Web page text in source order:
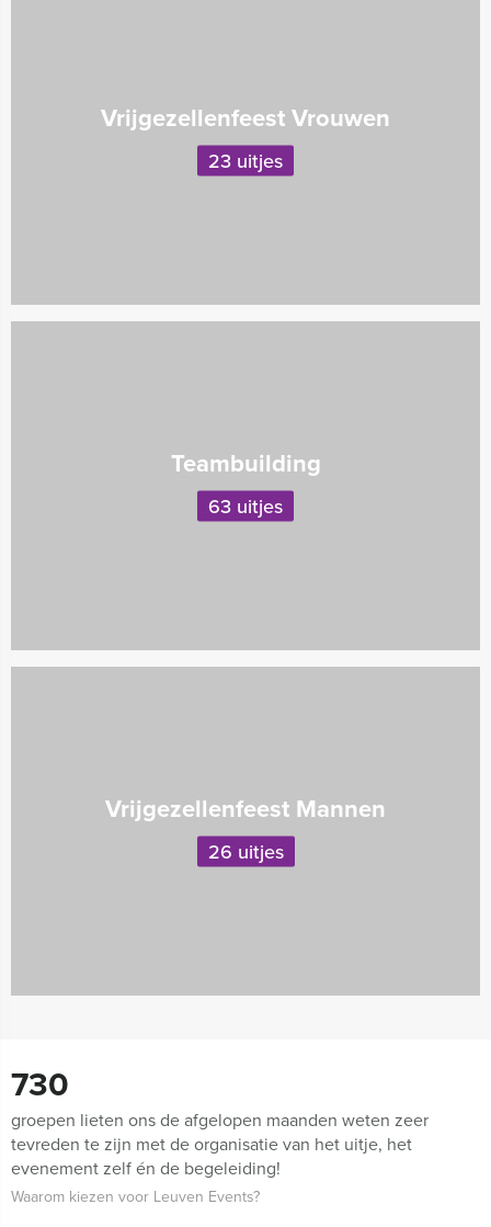
Vrijgezellenfeest Vrouwen
23 uitjes
Teambuilding
63 uitjes
Vrijgezellenfeest Mannen
26 uitjes
730
groepen lieten ons de afgelopen maanden weten zeer
tevreden te zijn met de organisatie van het uitje, het
evenement zelf én de begeleiding!
Waarom kiezen voor Leuven Events?